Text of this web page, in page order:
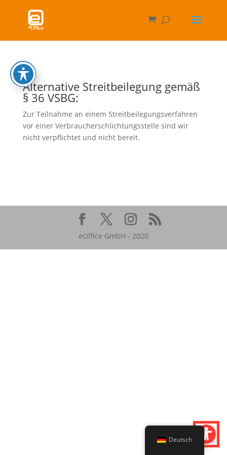
Alternative Streitbeilegung gemäß
§ 36 VSBG:
Zur Teilnahme an einem Streitbeilegungsverfahren
vor einer Verbraucherschlichtungsstelle sind wir
nicht verpflichtet und nicht bereit.
eOffice GmbH - 2020
Deutsch